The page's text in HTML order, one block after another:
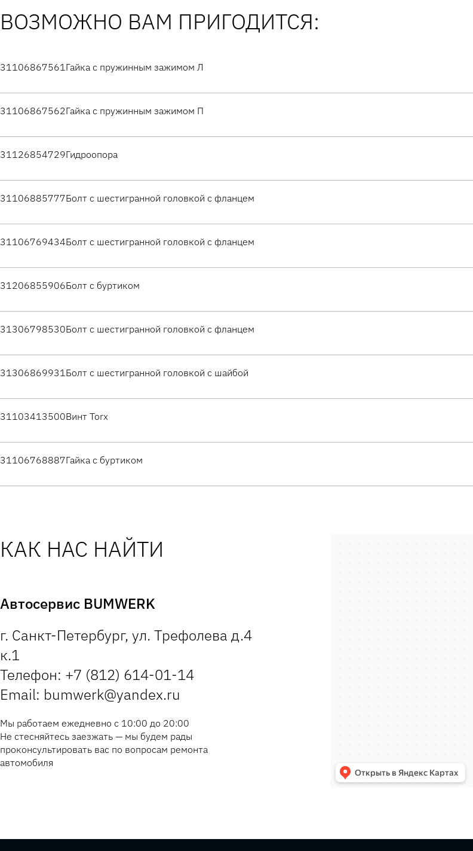
ВОЗМОЖНО ВАМ ПРИГОДИТСЯ:
31106867561Гайка с пружинным зажимом Л
31106867562Гайка с пружинным зажимом П
31126854729Гидроопора
31106885777Болт с шестигранной головкой с фланцем
31106769434Болт с шестигранной головкой с фланцем
31206855906Болт с буртиком
31306798530Болт с шестигранной головкой с фланцем
31306869931Болт с шестигранной головкой с шайбой
31103413500Винт Torx
31106768887Гайка с буртиком
КАК НАС НАЙТИ
Автосервис BUMWERK
г. Санкт-Петербург, ул. Трефолева д.4
к.1
Телефон: +7 (812) 614-01-14
Email: bumwerk@yandex.ru
Мы работаем ежедневно с 10:00 до 20:00
Не стесняйтесь заезжать — мы будем рады
проконсультировать вас по вопросам ремонта
автомобиля